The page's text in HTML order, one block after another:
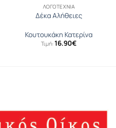
ΛΟΓΟΤΕΧΝΊΑ
Δέκα Αλήθειες
Κουτουκάκη Κατερίνα
Τιμή: 16.90€